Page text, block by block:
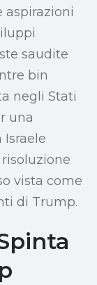
aspirazioni
saudite
bin
negli Stati
una
vista come
di Trump.